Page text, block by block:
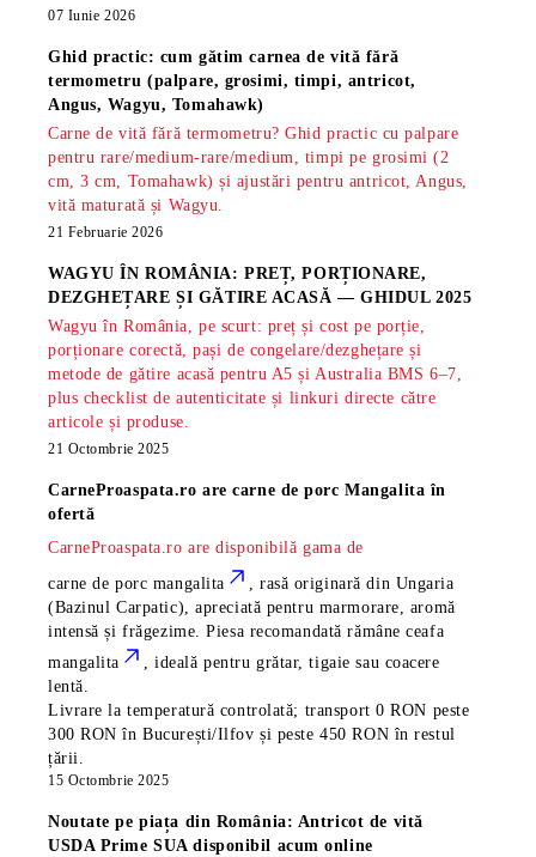
07 Iunie 2026
Ghid practic: cum gătim carnea de vită fără
termometru (palpare, grosimi, timpi, antricot,
Angus, Wagyu, Tomahawk)
Carne de vită fără termometru? Ghid practic cu palpare
pentru rare/medium-rare/medium, timpi pe grosimi (2
cm, 3 cm, Tomahawk) și ajustări pentru antricot, Angus,
vită maturată și Wagyu.
21 Februarie 2026
WAGYU ÎN ROMÂNIA: PREȚ, PORȚIONARE,
DEZGHEȚARE ȘI GĂTIRE ACASĂ — GHIDUL 2025
Wagyu în România, pe scurt: preț și cost pe porție,
porționare corectă, pași de congelare/dezghețare și
metode de gătire acasă pentru A5 și Australia BMS 6–7,
plus checklist de autenticitate și linkuri directe către
articole și produse.
21 Octombrie 2025
CarneProaspata.ro arecarne de porc Mangalita în
ofertă
CarneProaspata.ro are disponibilă gama de
carne de porc mangalita
, rasă originară din Ungaria
(Bazinul Carpatic), apreciată pentru marmorare, aromă
intensă și frăgezime. Piesa recomandată rămâneceafa
mangalita
, ideală pentru grătar, tigaie sau coacere
lentă.
Livrare la temperatură controlată; transport 0 RON peste
300 RON în București/Ilfov și peste 450 RON în restul
țării.
15 Octombrie 2025
Noutate pe piața din România: Antricot de vită
USDA Prime SUA disponibil acum online